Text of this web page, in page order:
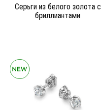
Серьги из белого золота c
бриллиантами